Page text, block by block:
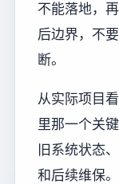
不能落地，
后边界，不
断。
从实际项目
里那一个关
旧系统状态
和后续维保